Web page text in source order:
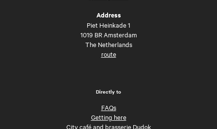
Address
Piet Heinkade 1
1019 BR Amsterdam
The Netherlands
route
Directly to
FAQs
Getting here
City café and brasserie Dudok